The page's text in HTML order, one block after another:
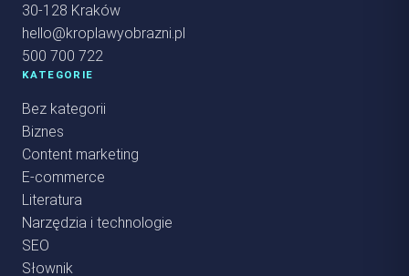
30-128 Kraków
hello@kroplawyobrazni.pl
500 700 722
KATEGORIE
Bez kategorii
Biznes
Content marketing
E-commerce
Literatura
Narzędzia i technologie
SEO
Słownik